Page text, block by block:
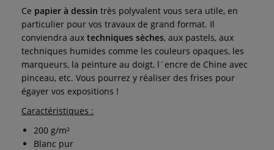
Ce papier à dessin très polyvalent vous sera utile, en
particulier pour vos travaux de grand format. Il
conviendra aux techniques sèches, aux pastels, aux
techniques humides comme les couleurs opaques, les
marqueurs, la peinture au doigt, l´encre de Chine avec
pinceau, etc. Vous pourrez y réaliser des frises pour
égayer vos expositions !
Caractéristiques :
200 g/m²
Blanc pur